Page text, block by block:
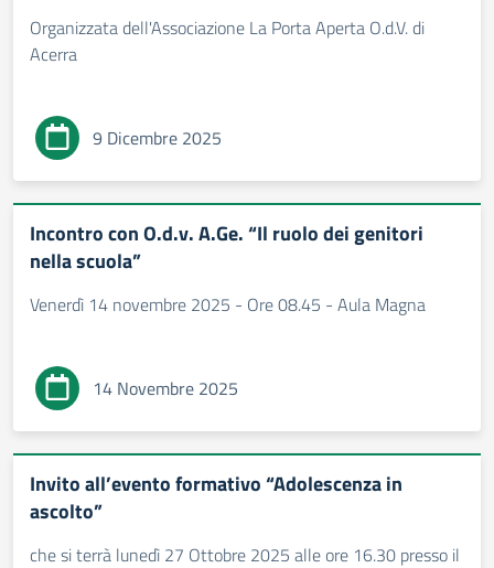
Organizzata dell'Associazione La Porta Aperta O.d.V. di
Acerra
9 Dicembre 2025
Incontro con O.d.v. A.Ge. “Il ruolo dei genitori
nella scuola”
Venerdì 14 novembre 2025 - Ore 08.45 - Aula Magna
14 Novembre 2025
Invito all’evento formativo “Adolescenza in
ascolto”
che si terrà lunedì 27 Ottobre 2025 alle ore 16.30 presso il